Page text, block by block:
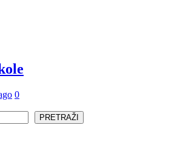
0
PRETRAŽI